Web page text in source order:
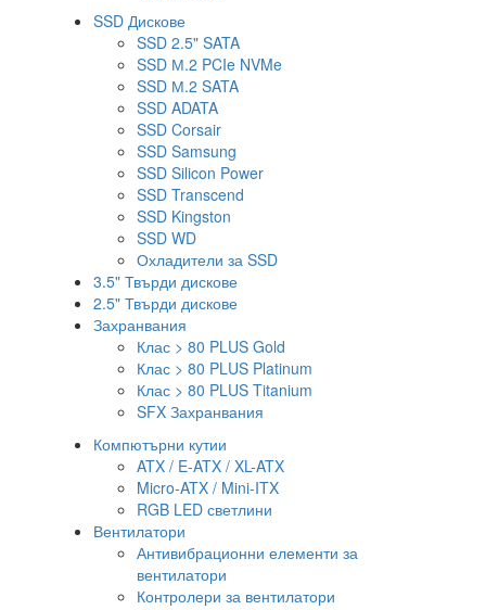
SSD Дискове
SSD 2.5" SATA
SSD М.2 PCIe NVMe
SSD М.2 SATA
SSD ADATA
SSD Corsair
SSD Samsung
SSD Silicon Power
SSD Transcend
SSD Kingston
SSD WD
Охладители за SSD
3.5" Твърди дискове
2.5" Твърди дискове
Захранвания
Клас > 80 PLUS Gold
Клас > 80 PLUS Platinum
Клас > 80 PLUS Titanium
SFX Захранвания
Компютърни кутии
ATX / E-ATX / XL-ATX
Micro-ATX / Mini-ITX
RGB LED светлини
Вентилатори
Антивибрационни елементи за
вентилатори
Контролери за вентилатори